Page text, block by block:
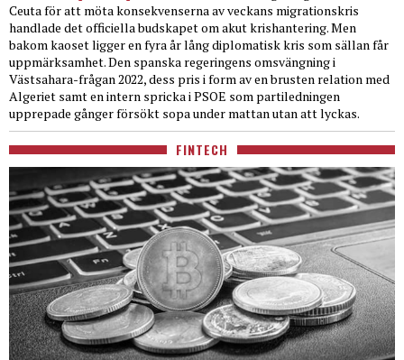
Ceuta för att möta konsekvenserna av veckans migrationskris
handlade det officiella budskapet om akut krishantering. Men
bakom kaoset ligger en fyra år lång diplomatisk kris som sällan får
uppmärksamhet. Den spanska regeringens omsvängning i
Västsahara-frågan 2022, dess pris i form av en brusten relation med
Algeriet samt en intern spricka i PSOE som partiledningen
upprepade gånger försökt sopa under mattan utan att lyckas.
FINTECH